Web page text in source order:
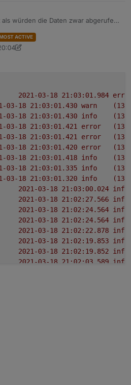
als würden die Daten zwar abgerufen,
löscht, seht ihr das die Daten wieder
werden, aber nur einmalig. Ich schau
das liegt.
MOST ACTIVE
warn
info
error
error
error
info
info
info
info
info
info
info
info
info
info
info